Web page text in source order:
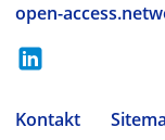
open-
Kontakt